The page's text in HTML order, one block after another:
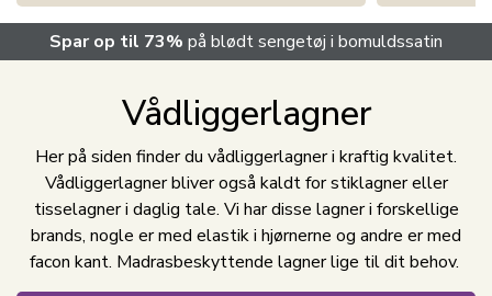
Spar op til 73% på blødt sengetøj i bomuldssatin
Vådliggerlagner
Her på siden finder du vådliggerlagner i kraftig kvalitet.
Vådliggerlagner bliver også kaldt for stiklagner eller
tisselagner i daglig tale. Vi har disse lagner i forskellige
brands, nogle er med elastik i hjørnerne og andre er med
facon kant. Madrasbeskyttende lagner lige til dit behov.